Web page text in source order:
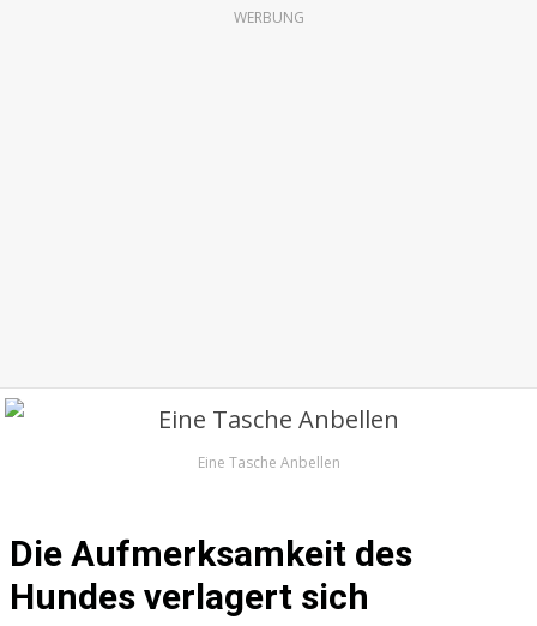
WERBUNG
Eine Tasche Anbellen
Die Aufmerksamkeit des
Hundes verlagert sich